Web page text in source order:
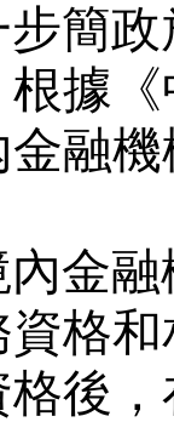
簡
據
融
內金
格和
格後